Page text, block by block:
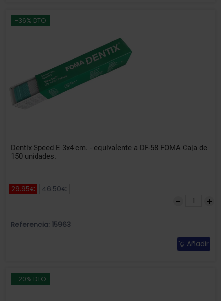
-36% DTO
Dentix Speed E 3x4 cm. - equivalente a DF-58 FOMA Caja de
150 unidades.
29.95€ 46.50€
Referencia: 15963
Añadir
-20% DTO